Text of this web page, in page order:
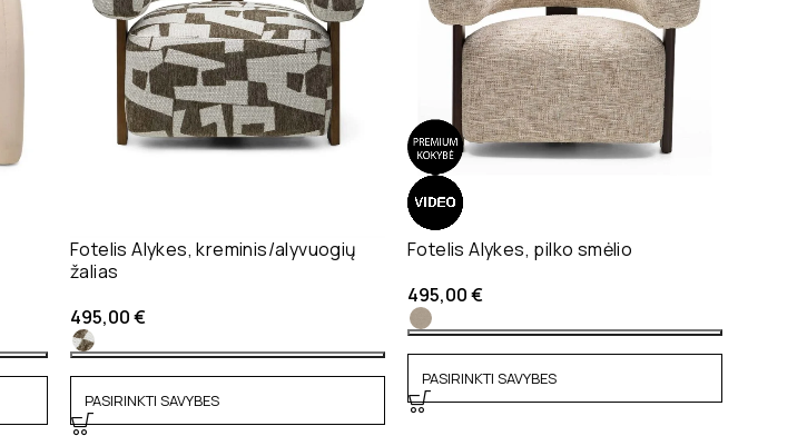
Fotelis Alykes, kreminis/alyvuogių
žalias
495,00€
PASIRINKTI SAVYBES
Fotelis Alykes, pilko smėlio
495,00€
PASIRINKTI SAVYBES